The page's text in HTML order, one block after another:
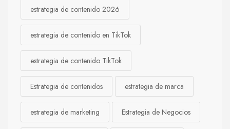
estrategia de contenido 2026
estrategia de contenido en TikTok
estrategia de contenido TikTok
Estrategia de contenidos estrategia de marca
estrategia de marketing Estrategia de Negocios